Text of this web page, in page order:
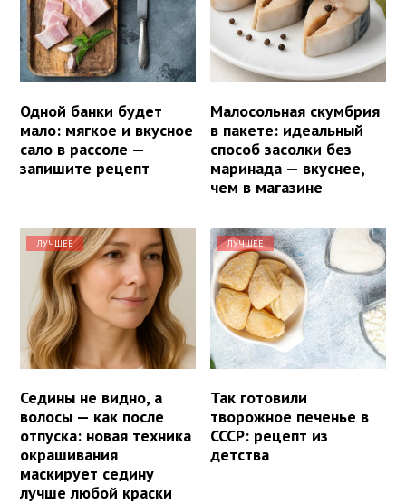
Одной банки будет
мало: мягкое и вкусное
сало в рассоле —
запишите рецепт
Малосольная скумбрия
в пакете: идеальный
способ засолки без
маринада — вкуснее,
чем в магазине
ЛУЧШЕЕ
Седины не видно, а
волосы — как после
отпуска: новая техника
окрашивания
маскирует седину
лучше любой краски
ЛУЧШЕЕ
Так готовили
творожное печенье в
СССР: рецепт из
детства